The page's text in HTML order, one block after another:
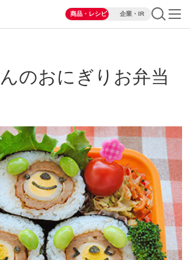
商品・レシピ 企業・IR
のおにぎりお弁当